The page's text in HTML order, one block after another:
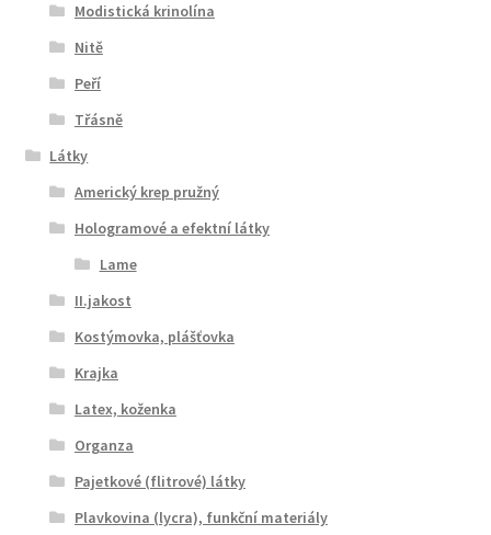
Modistická krinolína
Nitě
Peří
Třásně
Látky
Americký krep pružný
Hologramové a efektní látky
Lame
II.jakost
Kostýmovka, plášťovka
Krajka
Latex, koženka
Organza
Pajetkové (flitrové) látky
Plavkovina (lycra), funkční materiály